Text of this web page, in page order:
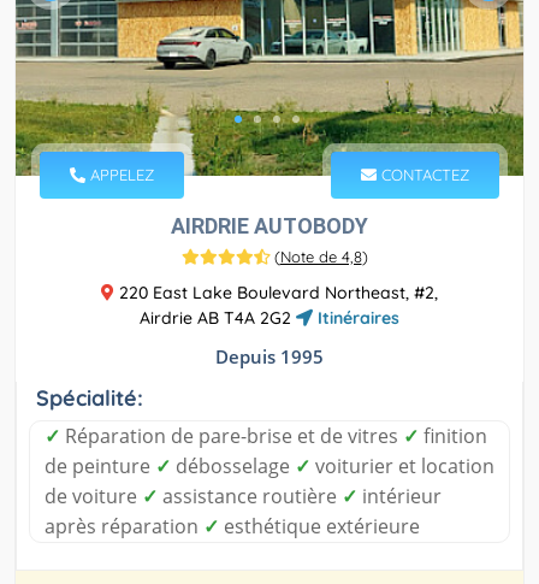
APPELEZ CONTACTEZ
AIRDRIE AUTOBODY
(Note de 4,8)
220 East Lake Boulevard Northeast, #2,
Airdrie AB T4A 2G2
Itinéraires
Depuis 1995
Spécialité:
✓ Réparation de pare-brise et de vitres ✓ finition
de peinture ✓ débosselage ✓ voiturier et location
de voiture ✓ assistance routière ✓ intérieur
après réparation ✓ esthétique extérieure